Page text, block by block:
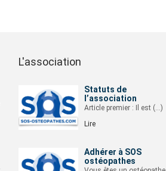
L'association
Statuts de
l’association
Article premier : Il est (…)
Lire
Adhérer à SOS
ostéopathes